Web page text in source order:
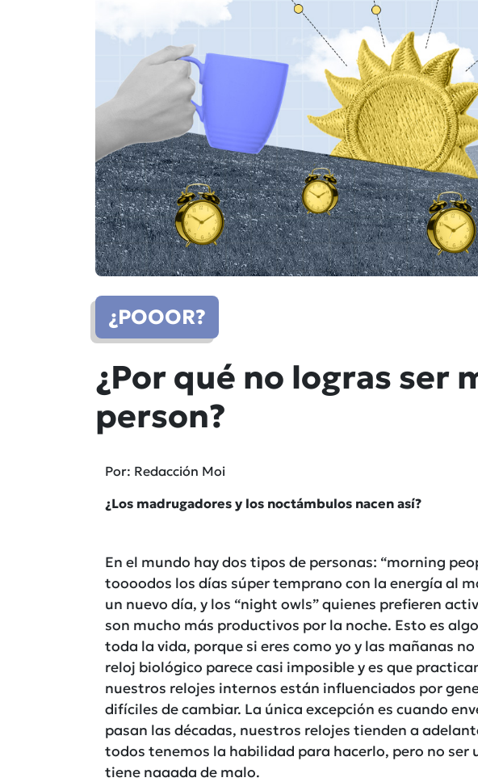
¿POOOR?
¿Por qué no logras ser
person?
Por: Redacción Moi
¿Los madrugadores y los noctámbulos nacen así?
En el mundo hay dos tipos de personas: “morning
toooodos los días súper temprano con la energía al
un nuevo día, y los “night owls” quienes prefieren
son mucho más productivos por la noche. Esto es
toda la vida, porque si eres como yo y las mañanas
reloj biológico parece casi imposible y es que
nuestros relojes internos están influenciados por
difíciles de cambiar. La única excepción es cuando
pasan las décadas, nuestros relojes tienden a
todos tenemos la habilidad para hacerlo, pero no ser
tiene naaada de malo.